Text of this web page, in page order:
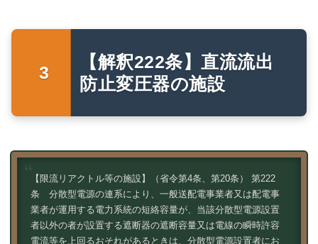
【解釈222条】直流流出
防止変圧器の施設
【限流リアクトル等の施設】（省令第4条、第20条） 第222
条 分散型電源の連系により、一般送配電事業者又は配電事
業者が運用する電力系統の短絡容量が、当該分散型電源設置
者以外の者が設置する遮断器の遮断容量又は電線の瞬時許容
電流等を上回るおそれがあるときは、分散型電源設置者にお